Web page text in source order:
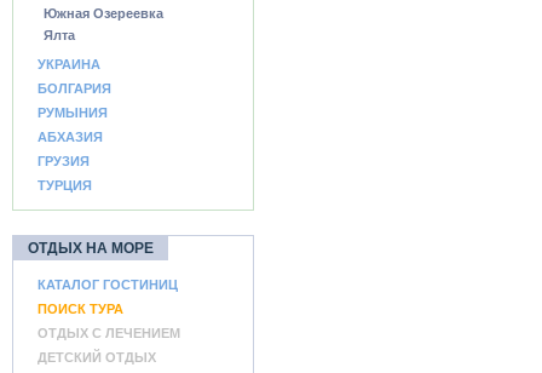
Южная Озереевка
Ялта
УКРАИНА
БОЛГАРИЯ
РУМЫНИЯ
АБХАЗИЯ
ГРУЗИЯ
ТУРЦИЯ
ОТДЫХ НА МОРЕ
КАТАЛОГ ГОСТИНИЦ
ПОИСК ТУРА
ОТДЫХ С ЛЕЧЕНИЕМ
ДЕТСКИЙ ОТДЫХ